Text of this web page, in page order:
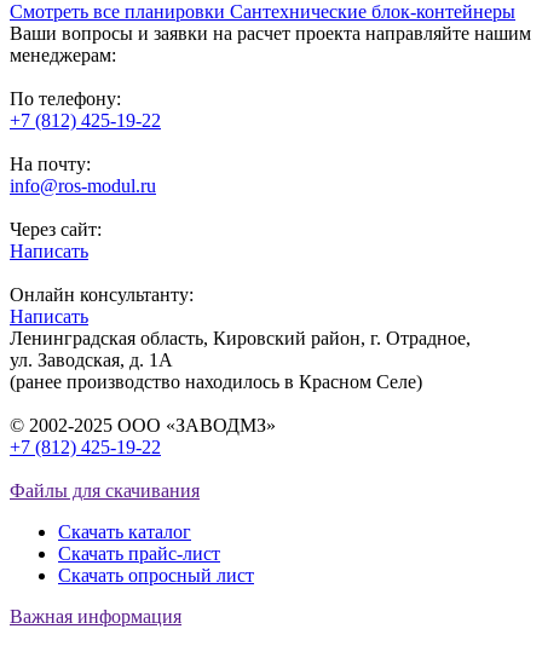
Смотреть все планировки Сантехнические блок-контейнеры
Ваши вопросы и заявки на расчет проекта направляйте нашим
менеджерам:
По телефону:
+7 (812) 425-19-22
На почту:
info@ros-modul.ru
Через сайт:
Написать
Онлайн консультанту:
Написать
Ленинградская область, Кировский район, г. Отрадное,
ул. Заводская, д. 1А
(ранее производство находилось в Красном Селе)
© 2002-2025 ООО «ЗАВОДМЗ»
+7 (812) 425-19-22
Файлы для скачивания
Скачать каталог
Скачать прайс-лист
Скачать опросный лист
Важная информация